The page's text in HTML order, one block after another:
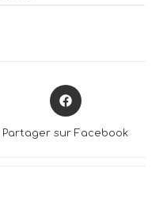
Opens
in
Partager sur Facebook